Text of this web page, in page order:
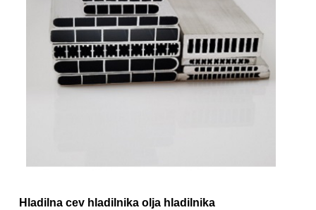
Hladilna cev hladilnika olja hladilnika